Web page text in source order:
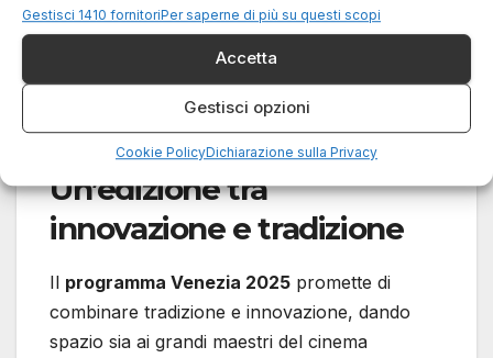
Gestisci 1410 fornitoriPer saperne di più su questi scopi
Accetta
Gestisci opzioni
Cookie PolicyDichiarazione sulla Privacy
singoli e tariffe ridotte per studenti, under 26,
over 65 e possessori della Biennale Card.
Alcune proiezioni, come da tradizione,
saranno accessibili anche al grande pubblico.
Un’edizione tra
innovazione e tradizione
Il programma Venezia 2025 promette di
combinare tradizione e innovazione, dando
spazio sia ai grandi maestri del cinema